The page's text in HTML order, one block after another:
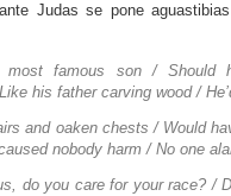
Judas se pone
most famous son / Should
his father carving wood /
and oaken chests / Would
nobody harm / No one
do you care for your race? /